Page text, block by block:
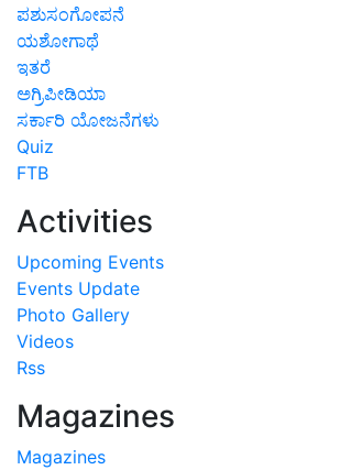
ಪಶುಸಂಗೋಪನೆ
ಯಶೋಗಾಥೆ
ಇತರೆ
ಅಗ್ರಿಪೀಡಿಯಾ
ಸರ್ಕಾರಿ ಯೋಜನೆಗಳು
Quiz
FTB
Activities
Upcoming Events
Events Update
Photo Gallery
Videos
Rss
Magazines
Magazines